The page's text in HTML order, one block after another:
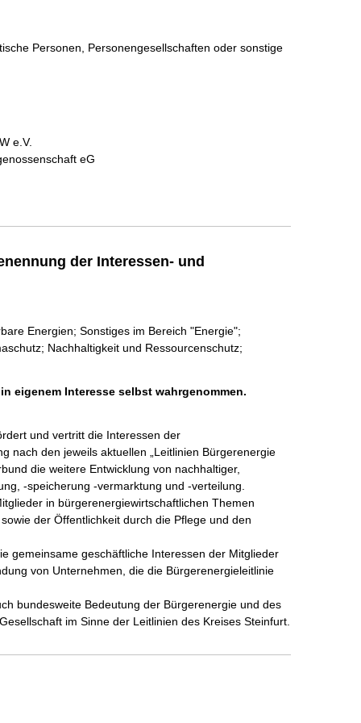
Personen, Personengesellschaften oder sonstige
e.V.
eG
der Interessen- und
Energien; Sonstiges im Bereich "Energie";
Nachhaltigkeit und Ressourcenschutz;
eigenem Interesse selbst wahrgenommen.
und vertritt die Interessen der
nach den jeweils aktuellen „Leitlinien Bürgerenergie
die weitere Entwicklung von nachhaltiger,
-speicherung -vermarktung und -verteilung.
in bürgerenergiewirtschaftlichen Themen
der Öffentlichkeit durch die Pflege und den
gemeinsame geschäftliche Interessen der Mitglieder
von Unternehmen, die die Bürgerenergieleitlinie
bundesweite Bedeutung der Bürgerenergie und des